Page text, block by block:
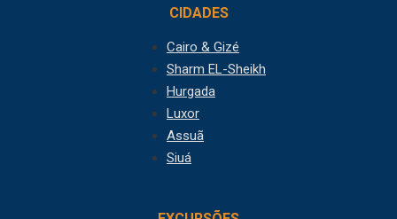
CIDADES
Cairo & Gizé
Sharm EL-Sheikh
Hurgada
Luxor
Assuã
Siuá